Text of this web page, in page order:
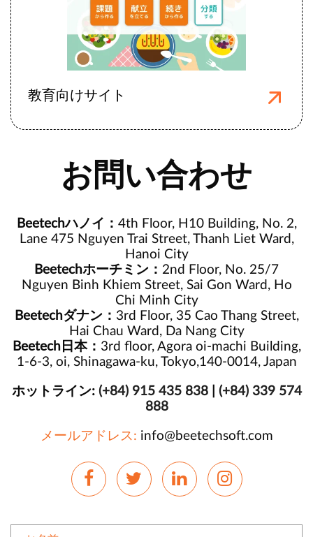
教育向けサイト
教育向けサイト
お問い合わせ
Beetechハノイ： 4th Floor, H10 Building, No. 2,
Lane 475 Nguyen Trai Street, Thanh Liet Ward,
Hanoi City
Beetechホーチミン： 2nd Floor, No. 25/7
Nguyen Binh Khiem Street, Sai Gon Ward, Ho
Chi Minh City
Beetechダナン： 3rd Floor, 35 Cao Thang Street,
Hai Chau Ward, Da Nang City
Beetech日本： 3rd floor, Agora oi-machi Building,
1-6-3, oi, Shinagawa-ku, Tokyo,140-0014, Japan
ホットライン: (+84) 915 435 838| (+84) 339 574
888
メールアドレス: info@beetechsoft.com